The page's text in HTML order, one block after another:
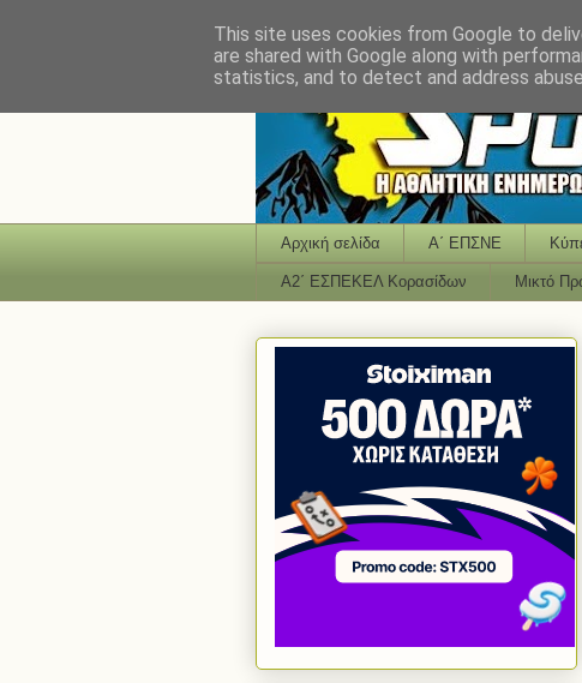
Αρχική σελίδα Α΄ ΕΠΣΝΕ
Α2΄ ΕΣΠΕΚΕΛ Κορασίδων Μικτό
This site uses cookies from Google to
are shared with Google along with
statistics, and to detect and address